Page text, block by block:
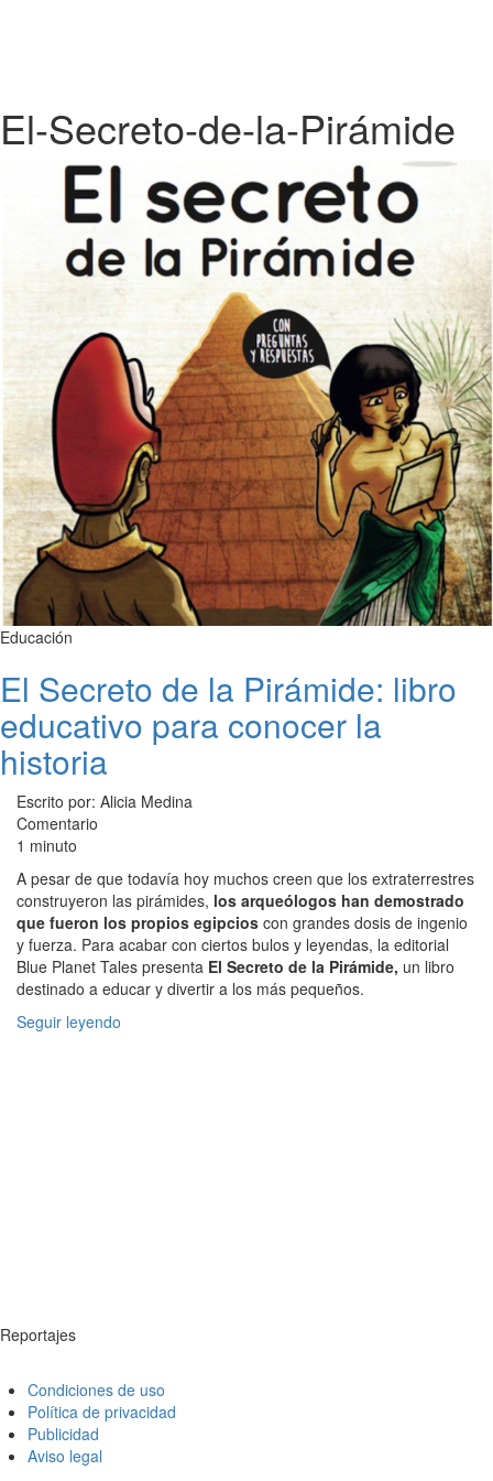
El-Secreto-de-la-Pirámide
Educación
El Secreto de la Pirámide: libro
educativo para conocer la
historia
Escrito por: Alicia Medina
Comentario
1 minuto
A pesar de que todavía hoy muchos creen que los extraterrestres
construyeron las pirámides, los arqueólogos han demostrado
que fueron los propios egipcios con grandes dosis de ingenio
y fuerza. Para acabar con ciertos bulos y leyendas, la editorial
Blue Planet Tales presenta El Secreto de la Pirámide, un libro
destinado a educar y divertir a los más pequeños.
Seguir leyendo
Reportajes
Condiciones de uso
Política de privacidad
Publicidad
Aviso legal